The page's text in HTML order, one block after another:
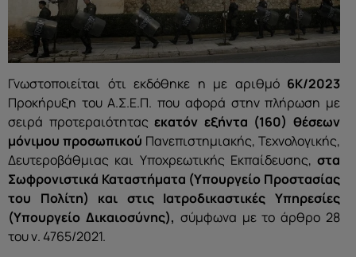
Γνωστοποιείται ότι εκδόθηκε η με αριθμό 6Κ/2023
Προκήρυξη του Α.Σ.Ε.Π. που αφορά στην πλήρωση με
σειρά προτεραιότηταςεκατόν εξήντα (160) θέσεων
μόνιμου προσωπικού Πανεπιστημιακής, Τεχνολογικής,
Δευτεροβάθμιας και Υποχρεωτικής Εκπαίδευσης, στα
Σωφρονιστικά Καταστήματα (Υπουργείο Προστασίας
του Πολίτη) και στις Ιατροδικαστικές Υπηρεσίες
(Υπουργείο Δικαιοσύνης), σύμφωνα με το άρθρο 28
του ν. 4765/2021.